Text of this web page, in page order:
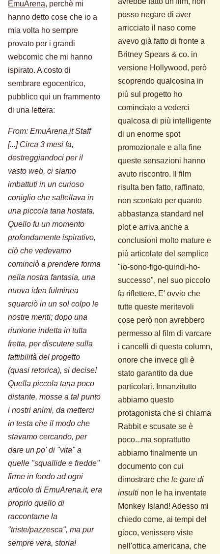
EmuArena, perchè mi
hanno detto cose che io a
mia volta ho sempre
provato per i grandi
webcomic che mi hanno
ispirato. A costo di
sembrare egocentrico,
pubblico qui un frammento
di una lettera:
From: EmuArena.it Staff
[...] Circa 3 mesi fa,
destreggiandoci per il
vasto web, ci siamo
imbattuti in un curioso
coniglio che saltellava in
una piccola tana hostata.
Quello fu un momento
profondamente ispirativo,
ciò che vedevamo
cominciò a prendere forma
nella nostra fantasia, una
nuova idea fulminea
squarciò in un sol colpo le
nostre menti; dopo una
riunione indetta in tutta
fretta, per discutere sulla
fattibilità del progetto
(quasi retorica), si decise!
Quella piccola tana poco
distante, mosse a tal punto
i nostri animi, da metterci
in testa che il modo che
stavamo cercando, per
dare un po' di "vita" a
quelle "squallide e fredde"
firme in fondo ad ogni
articolo di EmuArena.it, era
proprio quello di
raccontarne la
"triste/pazzesca", ma pur
sempre vera, storia!
posso negare di aver
arricciato il naso come
avevo già fatto di fronte a
Britney Spears & co. in
versione Hollywood, però
scoprendo qualcosina in
più sul progetto ho
cominciato a vederci
qualcosa di più intelligente
di un enorme spot
promozionale e alla fine
queste sensazioni hanno
avuto riscontro. Il film
risulta ben fatto, raffinato,
non scontato per quanto
abbastanza standard nel
plot e arriva anche a
conclusioni molto mature e
più articolate del semplice
"io-sono-figo-quindi-ho-
successo", nel suo piccolo
fa riflettere. E' ovvio che
tutte queste meritevoli
cose però non avrebbero
permesso al film di varcare
i cancelli di questa column,
onore che invece gli è
stato garantito da due
particolari. Innanzitutto
abbiamo questo
protagonista che si chiama
Rabbit e scusate se è
poco...ma soprattutto
abbiamo finalmente un
documento con cui
dimostrare che le gare di
insulti non le ha inventate
Monkey Island! Adesso mi
chiedo come, ai tempi del
gioco, venissero viste
nell'ottica americana, che